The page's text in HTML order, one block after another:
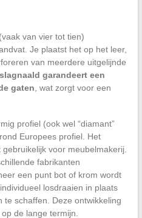
van vier tot tien)
Je plaatst het op het leer,
van meerdere uitgelijnde
garandeert een
gaten, wat zorgt voor een
profiel (ook wel “diamant”
Europees profiel. Het
voor meubelmakerij.
fabrikanten
een punt bot of krom wordt
losdraaien in plaats
schaffen. Deze ontwikkeling
de lange termijn.